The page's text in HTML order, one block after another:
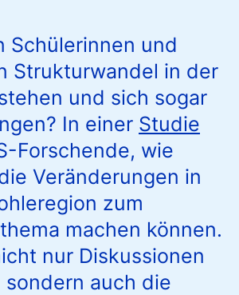
Schülerinnen und
Strukturwandel in der
und sich sogar
In einer Studie
Forschende, wie
Veränderungen in
zum
machen können.
nur Diskussionen
sondern auch die